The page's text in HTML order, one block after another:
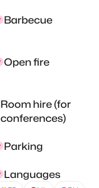
Barbecue
Open fire
Room hire (for
conferences)
Parking
Languages